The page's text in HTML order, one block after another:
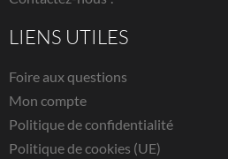
LIENS UTILES
Foire aux questions
Mon compte
Politique de confidentialité
Politique de cookies (UE)